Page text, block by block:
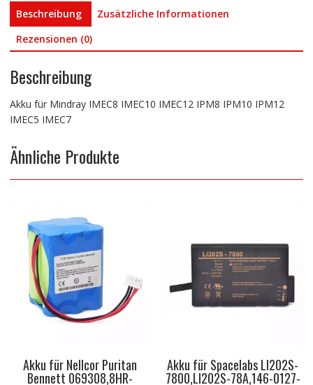
Beschreibung
Zusätzliche Informationen
Rezensionen (0)
Beschreibung
Akku für Mindray IMEC8 IMEC10 IMEC12 IPM8 IPM10 IPM12
IMEC5 IMEC7
Ähnliche Produkte
Akku für Nellcor Puritan
Bennett 069308,8HR-
Akku für Spacelabs LI202S-
7800,LI202S-78A,146-0127-